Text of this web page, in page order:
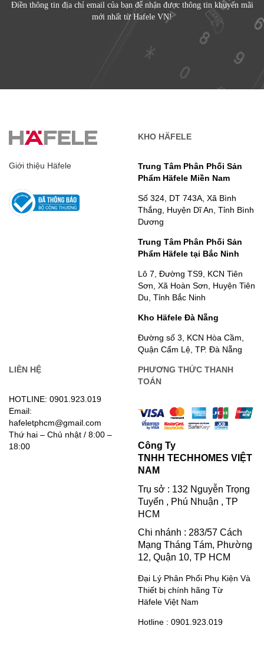
Điền thông tin địa chỉ email của bạn để nhận được thông tin khuyến mãi
mới nhất từ Hafele VN!
Giới thiệu Häfele
KHO HÄFELE
Trung Tâm Phân Phối Sản
Phẩm Häfele Miền Nam
Số 324, DT 743A, Xã Bình
Thắng, Huyện Dĩ An, Tỉnh Bình
Dương
Trung Tâm Phân Phối Sản
Phẩm Häfele tại Bắc Ninh
Lô 7, Đường TS9, KCN Tiên
Sơn, Xã Hoàn Sơn, Huyện Tiên
Du, Tỉnh Bắc Ninh
Kho Häfele Đà Nẵng
Đường số 3, KCN Hòa Cầm,
Quận Cẩm Lệ, TP. Đà Nẵng
LIÊN HỆ
HOTLINE: 0901.923.019
Email:
hafeletphcm@gmail.com
Thứ hai – Chủ nhật / 8:00 –
18:00
PHƯƠNG THỨC THANH
TOÁN
Công Ty
TNHH TECHHOMES VIỆT
NAM
Trụ sở : 132 Nguyễn Trọng
Tuyển , Phú Nhuận , TP
HCM
Chi nhánh : 283/57 Cách
Mạng Tháng Tám, Phường
12, Quận 10, TP HCM
Đại Lý Phân Phối Phụ Kiện Và
Thiết bị chính hãng Từ
Häfele Việt Nam
Hotline : 0901.923.019